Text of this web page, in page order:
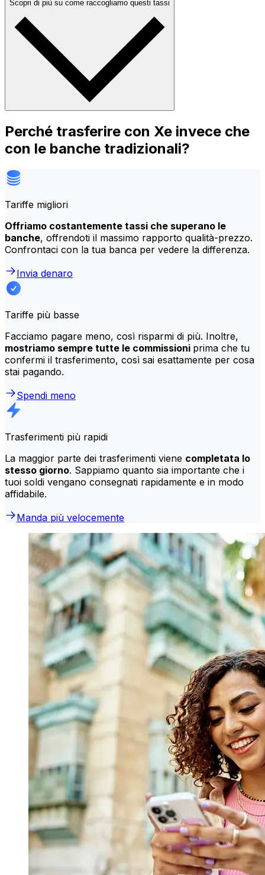
Scopri di più su come raccogliamo questi tassi
Perché trasferire con Xe invece che
con le banche tradizionali?
Tariffe migliori
Offriamo costantemente tassi che superano le
banche, offrendoti il massimo rapporto qualità-prezzo.
Confrontaci con la tua banca per vedere la differenza.
Invia denaro
Tariffe più basse
Facciamo pagare meno, così risparmi di più. Inoltre,
mostriamo sempre tutte le commissioni prima che tu
confermi il trasferimento, così sai esattamente per cosa
stai pagando.
Spendi meno
Trasferimenti più rapidi
La maggior parte dei trasferimenti viene completata lo
stesso giorno. Sappiamo quanto sia importante che i
tuoi soldi vengano consegnati rapidamente e in modo
affidabile.
Manda più velocemente